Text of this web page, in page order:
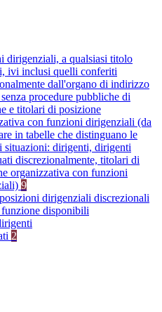
dirigenziali, a qualsiasi titolo
ivi inclusi quelli conferiti
dall'organo di indirizzo
procedure pubbliche di
e titolari di posizione
con funzioni dirigenziali (da
in tabelle che distinguano le
situazioni: dirigenti, dirigenti
discrezionalmente, titolari di
organizzativa con funzioni
9
dirigenziali discrezionali
disponibili
2